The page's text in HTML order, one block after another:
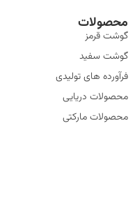
محصولات
گوشت قرمز
گوشت سفید
فرآورده های تولیدی
محصولات دریایی
محصولات مارکتی